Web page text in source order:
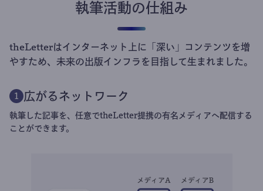
執筆活動の仕組み
theLetterはインターネット上に「深い」コンテンツを増
やすため、未来の出版インフラを目指して生まれました。
1 広がるネットワーク
執筆した記事を、任意でtheLetter提携の有名メディアへ配信する
ことができます。